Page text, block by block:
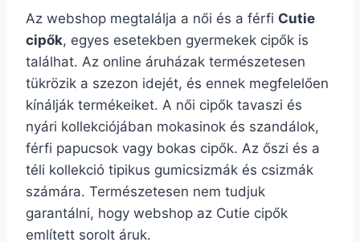
Az webshop megtalálja a női és a férfi Cutie
cipők, egyes esetekben gyermekek cipők is
találhat. Az online áruházak természetesen
tükrözik a szezon idejét, és ennek megfelelően
kínálják termékeiket. A női cipők tavaszi és
nyári kollekciójában mokasinok és szandálok,
férfi papucsok vagy bokas cipők. Az őszi és a
téli kollekció tipikus gumicsizmák és csizmák
számára. Természetesen nem tudjuk
garantálni, hogy webshop az Cutie cipők
említett sorolt áruk.